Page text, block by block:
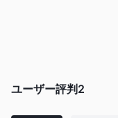
ります。クラシック ア
されていませんが、口
ユーザー評判 2